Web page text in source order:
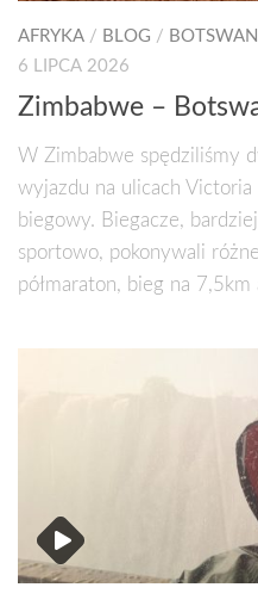
AFRYKA / BLOG /
6 LIPCA 2026
Zimbabwe –
W Zimbabwe spędziliśmy
wyjazdu na ulicach Victoria
biegowy. Biegacze,
sportowo, pokonywali
półmaraton, bieg na 7,5km